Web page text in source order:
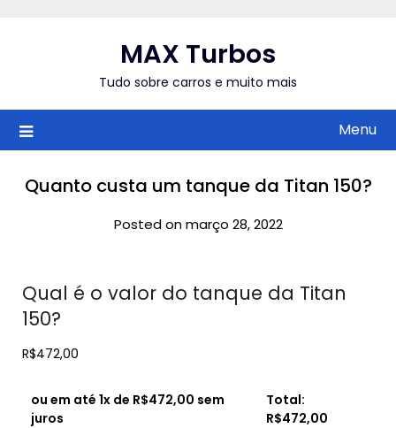
MAX Turbos
Tudo sobre carros e muito mais
Menu
Quanto custa um tanque da Titan 150?
Posted on março 28, 2022
Qual é o valor do tanque da Titan
150?
R$472,00
ou em até 1x de R$472,00 sem
juros
Total:
R$472,00